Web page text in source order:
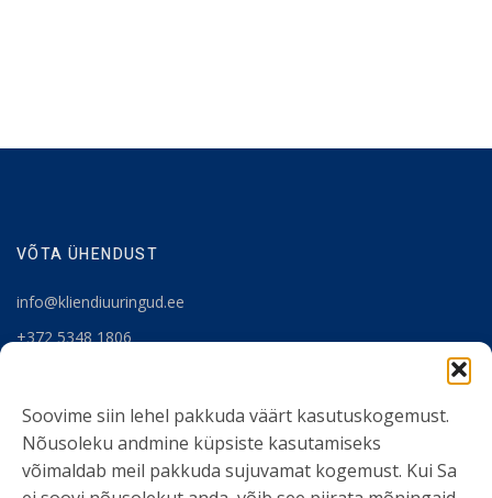
Soovime siin lehel pakkuda väärt kasutuskogemust.
Nõusoleku andmine küpsiste kasutamiseks
võimaldab meil pakkuda sujuvamat kogemust. Kui Sa
VÕTA ÜHENDUST
info@kliendiuuringud.ee
+372 5348 1806
KASULIK INFO
Teenused
Tööriistad